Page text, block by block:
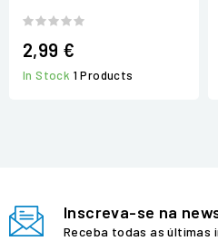
2,99 €
In Stock 1 Products
Inscreva-se na
Receba todas as últimas